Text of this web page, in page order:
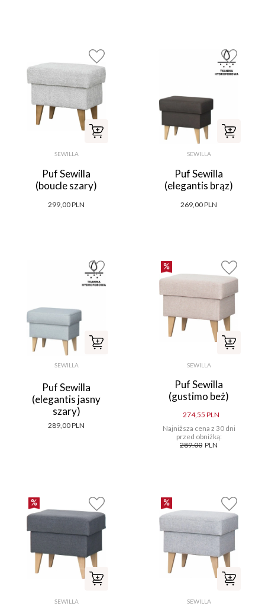
SEWILLA
Puf Sewilla
(boucle szary)
299,00 PLN
SEWILLA
Puf Sewilla
(elegantis brąz)
269,00 PLN
SEWILLA
Puf Sewilla
(elegantis jasny
szary)
289,00 PLN
SEWILLA
Puf Sewilla
(gustimo beż)
274,55 PLN
Najniższa cena z 30 dni
przed obniżką:
289.00 PLN
SEWILLA SEWILLA